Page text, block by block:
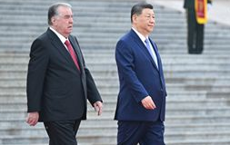
一纸欠条伤亲情 巡回调解促和解..